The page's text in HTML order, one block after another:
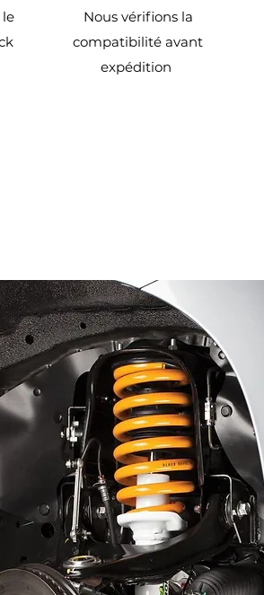
le
Nous vérifions la
compatibilité avant
expédition